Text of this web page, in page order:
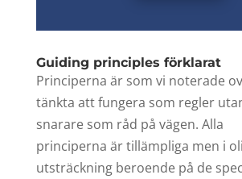
Guiding principles förklarat
Principerna är som vi noterade
tänkta att fungera som regler
snarare som råd på vägen. Alla
principerna är tillämpliga men i
utsträckning beroende på de